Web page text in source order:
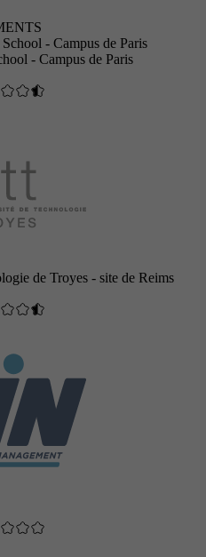
- Campus de Paris
de Troyes - site de Reims